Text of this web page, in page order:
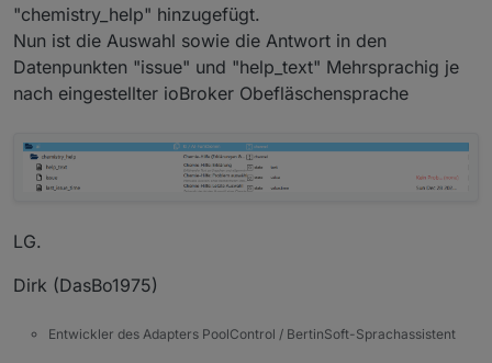
"chemistry_help" hinzugefügt.
Nun ist die Auswahl sowie die Antwort in den
Datenpunkten "issue" und "help_text" Mehrsprachig je
nach eingestellter ioBroker Obefläschensprache
LG.
Dirk (DasBo1975)
Entwickler des Adapters PoolControl / BertinSoft-Sprachassistent